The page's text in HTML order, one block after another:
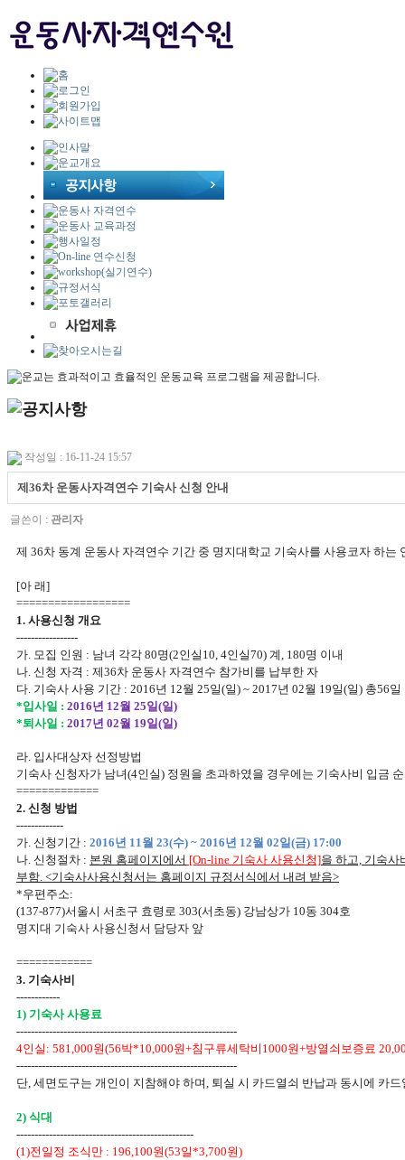
작성일 : 16-11-24 15:57
제36차 운동사자격연수 기숙사 신청 안내
글쓴이 : 관리자
제 36차 동계 운동사 자격연수 기간 중 명지대학교 기숙사를 사용코자 하
[아 래]
==================
1. 사용신청 개요
-----------------
가. 모집 인원 : 남녀 각각 80명(2인실10, 4인실70) 계, 180명 이내
나. 신청 자격 : 제36차 운동사 자격연수 참가비를 납부한 자
다. 기숙사 사용 기간 : 2016년 12월 25일(일) ~ 2017년 02월 19일(일) 총56일
*입사일 : 2016년 12월 25일(일)
*퇴사일 : 2017년 02월 19일(일)
라. 입사대상자 선정방법
기숙사 신청자가 남녀(4인실) 정원을 초과하였을 경우에는 기숙사비 입금
=============
2. 신청 방법
-------------
가. 신청기간 : 2016년 11월 23(수) ~ 2016년 12월 02일(금) 17:00
나. 신청절차 : 본원 홈페이지에서 [On-line 기숙사 사용신청]을 하고, 기숙사
부함. <기숙사사용신청서는 홈페이지 규정서식에서 내려 받음>
*우편주소:
(137-877)서울시 서초구 효령로 303(서초동) 강남상가 10동 304호
명지대 기숙사 사용신청서 담당자 앞
============
3. 기숙사비
------------
1) 기숙사 사용료
-------------------------------------------------------------
4인실: 581,000원(56박*10,000원+침구류세탁비1000원+방열쇠보증료
-------------------------------------------------------------
단, 세면도구는 개인이 지참해야 하며, 퇴실 시 카드열쇠 반납과 동시에 카
2) 식대
-------------------------------------------------
(1)전일정 조식만 : 196,100원(53일*3,700원)